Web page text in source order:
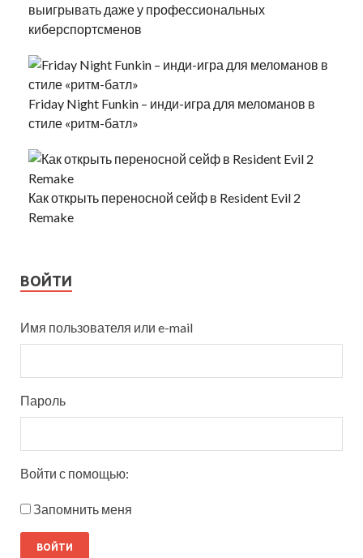
выигрывать даже у профессиональных
киберспортсменов
Friday Night Funkin – инди-игра для меломанов в
стиле «ритм-батл»
Как открыть переносной сейф в Resident Evil 2
Remake
ВОЙТИ
Имя пользователя или e-mail
Пароль
Войти с помощью:
Запомнить меня